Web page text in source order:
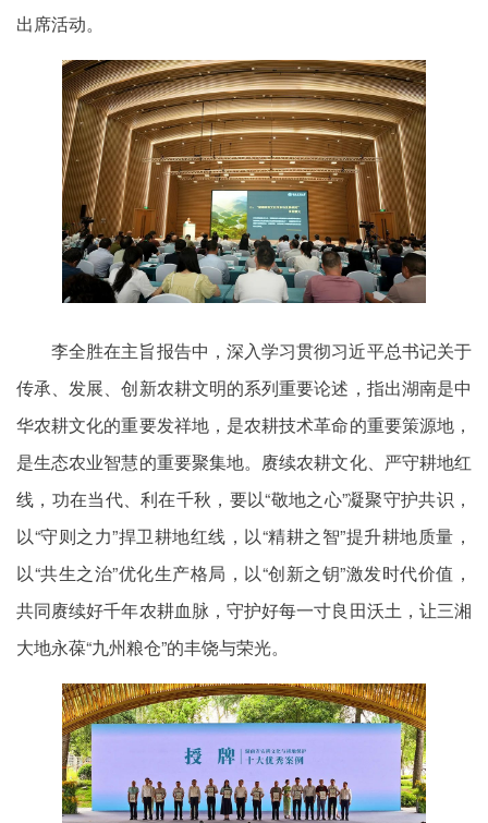
出席活动。
李全胜在主旨报告中，深入学习贯彻习近平总书记关于
传承、发展、创新农耕文明的系列重要论述，指出湖南是中
华农耕文化的重要发祥地，是农耕技术革命的重要策源地，
是生态农业智慧的重要聚集地。赓续农耕文化、严守耕地红
线，功在当代、利在千秋，要以“敬地之心”凝聚守护共识，
以“守则之力”捍卫耕地红线，以“精耕之智”提升耕地质量，
以“共生之治”优化生产格局，以“创新之钥”激发时代价值，
共同赓续好千年农耕血脉，守护好每一寸良田沃土，让三湘
大地永葆“九州粮仓”的丰饶与荣光。